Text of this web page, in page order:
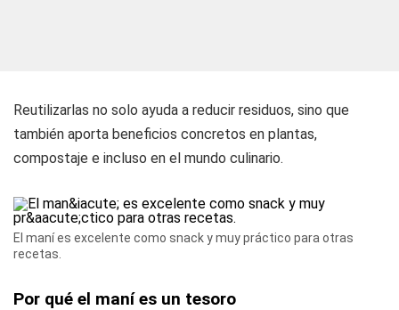
Reutilizarlas no solo ayuda a reducir residuos, sino que
también aporta beneficios concretos en plantas,
compostaje e incluso en el mundo culinario.
El maní es excelente como snack y muy práctico para otras
recetas.
Por qué el maní es un tesoro